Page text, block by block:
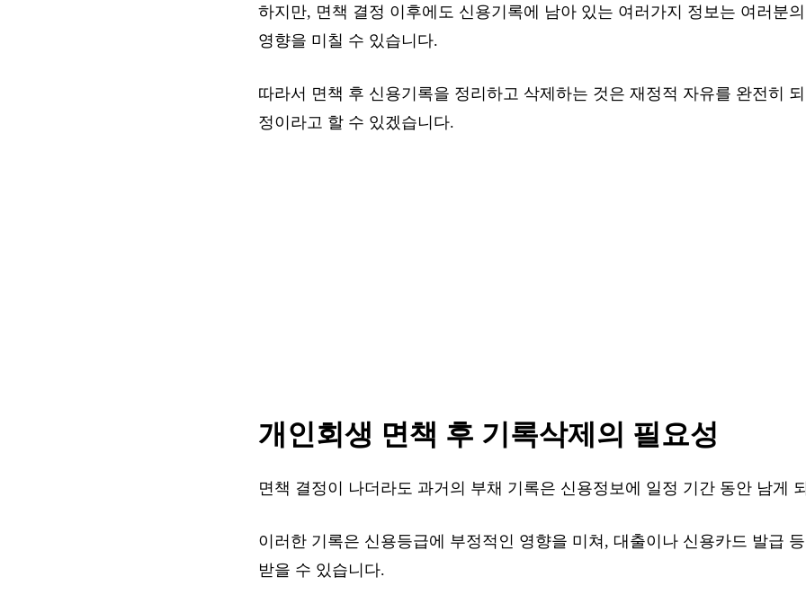
하지만, 면책 결정 이후에도 신용기록에 남아 있는 여러가지 정보는 여러분
영향을 미칠 수 있습니다.
따라서 면책 후 신용기록을 정리하고 삭제하는 것은 재정적 자유를 완전히
정이라고 할 수 있겠습니다.
개인회생 면책 후 기록삭제의 필요성
면책 결정이 나더라도 과거의 부채 기록은 신용정보에 일정 기간 동안 남게
이러한 기록은 신용등급에 부정적인 영향을 미쳐, 대출이나 신용카드 발급
받을 수 있습니다.